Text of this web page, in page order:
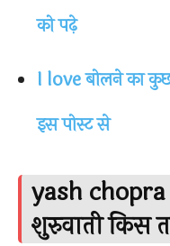
को पढ़े
I love बोलने का
इस पोस्ट से
yash
शुरुवाती किस